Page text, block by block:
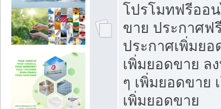
โปรโมทฟรีออ
ขาย ประกาศฟ
ประกาศเพิ่มย
เพิ่มยอดขาย ล
ๆ เพิ่มยอดขาย
เพิ่มยอดขาย